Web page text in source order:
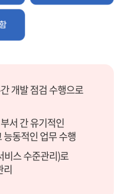
개발 점검 수행으로
서 간 유기적인
동적인 업무 수행
스 수준관리)로
리